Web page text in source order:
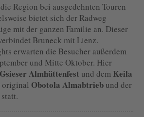
Region bei ausgedehnten Touren
bietet sich der Radweg
mit der ganzen Familie an. Dieser
Bruneck mit Lienz.
erwarten die Besucher außerdem
und Mitte Oktober. Hier
Gsieser Almhüttenfest und dem Keila
original Obotola Almabtrieb und der
statt.